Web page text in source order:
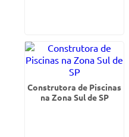
Construtora de Piscinas
na Zona Sul de SP